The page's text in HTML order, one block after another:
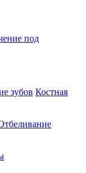
под
зубов Костная